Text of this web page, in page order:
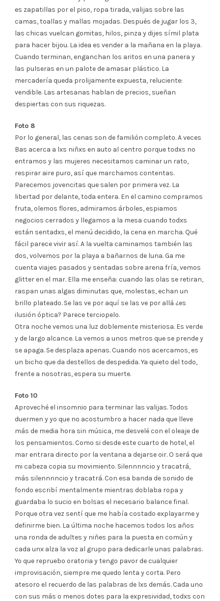
es zapatillas por el piso, ropa tirada, valijas sobre las
camas, toallas y mallas mojadas. Después de jugar los 3,
las chicas vuelcan gomitas, hilos, pinza y dijes símil plata
para hacer bijou. La idea es vender a la mañana en la playa.
Cuando terminan, enganchan los aritos en una panera y
las pulseras en un palote de amasar plástico. La
mercadería queda prolijamente expuesta, reluciente:
vendible. Las artesanas hablan de precios, sueñan
despiertas con sus riquezas.
Foto 8
Por lo general, las cenas son de familión completo. A veces
Bas acerca a lxs niñxs en auto al centro porque todxs no
entramos y las mujeres necesitamos caminar un rato,
respirar aire puro, así que marchamos contentas.
Parecemos jovencitas que salen por primera vez. La
libertad por delante, toda entera. En el camino compramos
fruta, olemos flores, admiramos árboles, espiamos
negocios cerrados y llegamos a la mesa cuando todxs
están sentadxs, el menú decidido, la cena en marcha. Qué
fácil parece vivir así. A la vuelta caminamos también las
dos, volvemos por la playa a bañarnos de luna. Ga me
cuenta viajes pasados y sentadas sobre arena fría, vemos
glitter en el mar. Ella me enseña: cuando las olas se retiran,
raspan unas algas diminutas que, molestas, echan un
brillo plateado. Se las ve por aquí se las ve por allá ¿es
ilusión óptica? Parece terciopelo.
Otra noche vemos una luz doblemente misteriosa. Es verde
y de largo alcance. La vemos a unos metros que se prende y
se apaga. Se desplaza apenas. Cuando nos acercamos, es
un bicho que da destellos de despedida. Ya quieto del todo,
frente a nosotras, espera su muerte.
Foto 10
Aproveché el insomnio para terminar las valijas. Todos
duermen y yo que no acostumbro a hacer nada que lleve
más de media hora sin música, me desvelé con el oleaje de
los pensamientos. Como si desde este cuarto de hotel, el
mar entrara directo por la ventana a dejarse oir. O será que
mi cabeza copia su movimiento. Silennnncio y tracatrá,
más silennnncio y tracatrá. Con esa banda de sonido de
fondo escribí mentalmente mientras doblaba ropa y
guardaba lo sucio en bolsas el necesario balance final.
Porque otra vez sentí que me había costado explayarme y
definirme bien. La última noche hacemos todos los años
una ronda de adultes y niñes para la puesta en común y
cada unx alza la voz al grupo para dedicarle unas palabras.
Yo que repruebo oratoria y tengo pavor de cualquier
improvisación, siempre me quedo lenta y corta. Pero
atesoro el recuerdo de las palabras de lxs demás. Cada uno
con sus más o menos dotes para la expresividad, todxs con